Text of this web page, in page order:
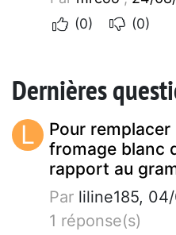
(0)
(0)
Dernières
L
Pour
fromage blanc
rapport au
Par liline185,
1 réponse(s)